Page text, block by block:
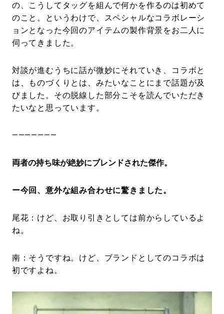
の、こうしてタッグを組んで何かを作るのは初めて
のこと。というわけで、スペシャルなコラボレーシ
ョンとなった今回のアイテムの製作背景をお二人に
伺ってきました。
対談が進むうちに話が微妙にそれていき、コラボと
は、ものづくりとは、みたいなことにまで話題が及
びました。その脱線した部分こそを読んでいただき
たいなと思っています。
———————
両者の持ち味が絶妙にブレンドされた傑作。
ー今回、意外な組み合わせに驚きました。
尾花：けど、お取り引きとしては前からしているよ
ね。
南：そうですね。けど、ブランドとしてのコラボは
初ですよね。